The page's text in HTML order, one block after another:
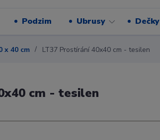
Podzim Ubrusy Dečky
x 40 cm LT37 Prostírání 40x40 cm - tesilen
cm - tesilen